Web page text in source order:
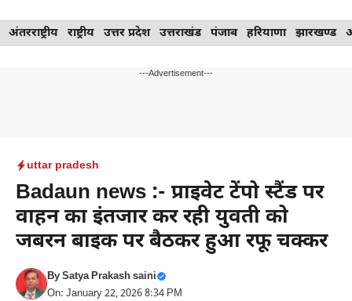
Skip
to
अंतरराष्ट्रीय राष्ट्रीय उत्तर प्रदेश उत्तराखंड पंजाब हरियाणा झारखण्ड
---Advertisement---
uttar pradesh
Badaun news :- प्राइवेट टेंपो स्टैंड पर
वाहन का इंतजार कर रही युवती को
जबरन बाइक पर बैठकर हुआ रफू चक्कर
BySatya Prakash saini
On: January 22, 2026 8:34 PM